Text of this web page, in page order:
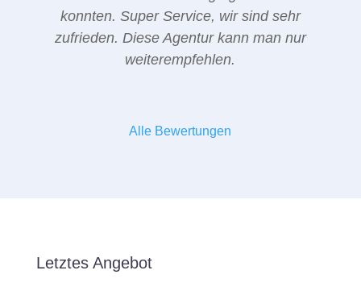
konnten. Super Service, wir sind sehr
zufrieden. Diese Agentur kann man nur
weiterempfehlen.
Alle Bewertungen
Letztes Angebot